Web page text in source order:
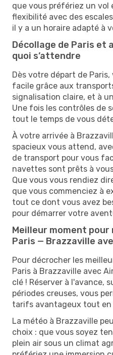
que vous préfériez un vol
flexibilité avec des
il y a un horaire adapté à
Décollage de Paris et
quoi s’attendre
Dès votre départ de
facile grâce aux
signalisation claire, et à
Une fois les contrôles de
tout le temps de vous
À votre arrivée à
spacieux vous attend,
de transport pour vous
navettes sont prêts à
Que vous vous rendiez
que vous commenciez à
tout ce dont vous avez
pour démarrer votre
Meilleur moment
Paris — Brazzaville
Pour décrocher les
Paris à Brazzaville avec
clé ! Réserver à l'avance,
périodes creuses, vous
tarifs avantageux tout
La météo à Brazzaville
choix : que vous soyez
plein air sous un climat